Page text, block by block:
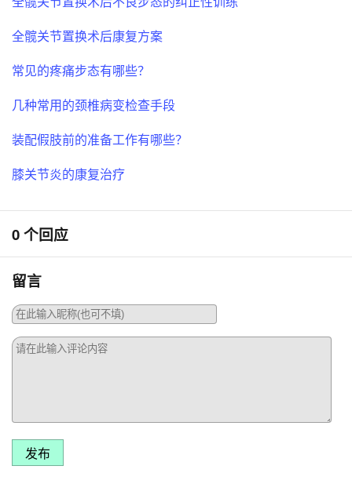
全髋关节置换术后康复方案
常见的疼痛步态有哪些？
几种常用的颈椎病变检查手段
装配假肢前的准备工作有哪些？
膝关节炎的康复治疗
0 个回应
留言
发布